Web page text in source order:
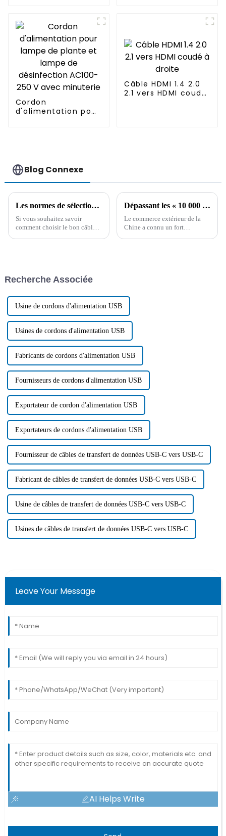
Cordon
d'alimentation pour
Câble HDMI 1.4 2.0
2.1 vers HDMI coudé
Blog Connexe
Les normes de sélection du câble allume-cigare de voiture et ses précautions d'utilisation
Si vous souhaitez savoir
comment choisir le bon câble
Unis.
Dépassant les « 10 000 milliards », le taux de croissance du volume des importations et des exportations de la Chine au premier trimestre a atteint un nouveau sommet.
Le commerce extérieur de la
Chine a connu un fort
exportations, on compte
câbles…
Recherche Associée
Usine de cordons d'alimentation USB
Usines de cordons d'alimentation USB
Fabricants de cordons d'alimentation USB
Fournisseurs de cordons d'alimentation USB
Exportateur de cordon d'alimentation USB
Exportateurs de cordons d'alimentation USB
Fournisseur de câbles de transfert de données USB-C vers USB-C
Fabricant de câbles de transfert de données USB-C vers USB-C
Usine de câbles de transfert de données USB-C vers USB-C
Usines de câbles de transfert de données USB-C vers USB-C
Leave Your Message
AI Helps Write